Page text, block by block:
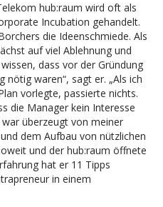
hub:raum wird oft als
Incubation gehandelt.
die Ideenschmiede. Als
auf viel Ablehnung und
dass vor der Gründung
nötig waren“, sagt er. „Als ich
vorlegte, passierte nichts.
die Manager kein Interesse
überzeugt von meiner
dem Aufbau von nützlichen
und der hub:raum öffnete
hat er 11 Tipps
in einem